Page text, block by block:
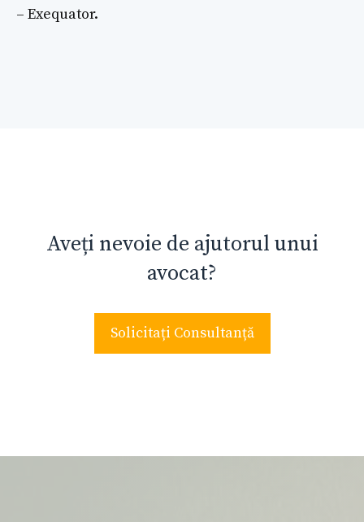
– Exequator.
Aveți nevoie de ajutorul unui
avocat?
Solicitați Consultanță